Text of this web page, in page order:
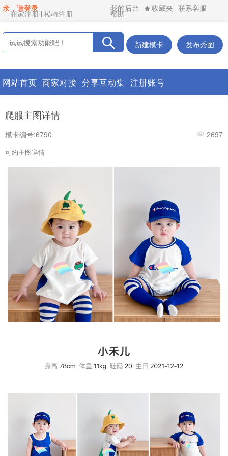
亲，请登录
商家注册 模特注册
我的后台 收藏夹 联系客服
帮助
新建模卡 发布秀图
网站首页 商家对接 分享互动集 注册账号
爬服主图详情
模卡编号:6790 2697
可约主图详情